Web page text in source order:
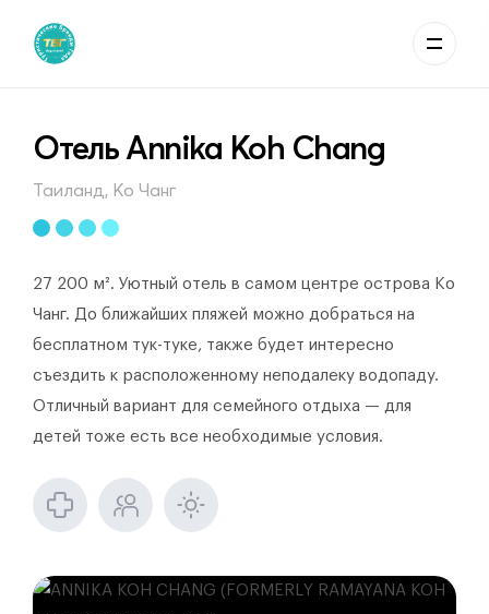
Отель Annika Koh Chang
Таиланд, Ко Чанг
27 200 м². Уютный отель в самом центре острова Ко
Чанг. До ближайших пляжей можно добраться на
бесплатном тук-туке, также будет интересно
съездить к расположенному неподалеку водопаду.
Отличный вариант для семейного отдыха — для
детей тоже есть все необходимые условия.